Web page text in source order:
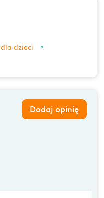
dzieci
Dodaj opinię